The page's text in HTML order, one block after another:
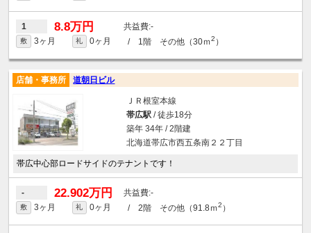
1 8.8万円 -
敷 3ヶ月 礼 0ヶ月 / 1階 その他（30ｍ2 ）
店舗・事務所 道朝日ビル
ＪＲ根室本線
帯広駅/ 徒歩18分
築年 34年 / 2階建
北海道帯広市西五条南２２丁目
帯広中心部ロードサイドのテナントです！
- 22.902万円 -
敷 3ヶ月 礼 0ヶ月 / 2階 その他（91.8ｍ2 ）